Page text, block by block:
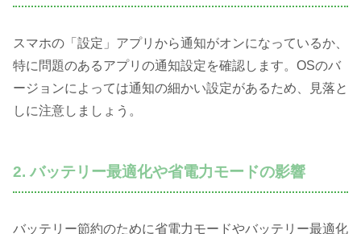
スマホの「設定」アプリから通知がオンになっているか、
特に問題のあるアプリの通知設定を確認します。OSのバ
ージョンによっては通知の細かい設定があるため、見落と
しに注意しましょう。
2. バッテリー最適化や省電力モードの影響
バッテリー節約のために省電力モードやバッテリー最適化